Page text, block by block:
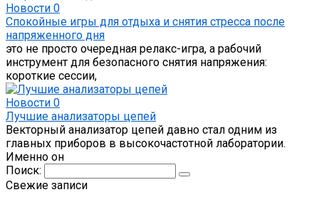
Новости 0
Спокойные игры для отдыха и снятия стресса после
напряженного дня
это не просто очередная релакс-игра, а рабочий
инструмент для безопасного снятия напряжения:
короткие сессии,
Новости 0
Лучшие анализаторы цепей
Векторный анализатор цепей давно стал одним из
главных приборов в высокочастотной лаборатории.
Именно он
Поиск:
Свежие записи